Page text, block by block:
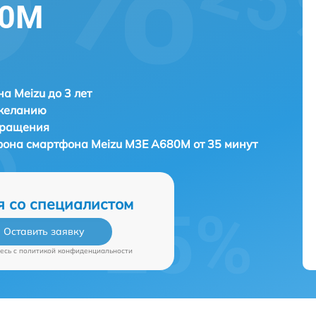
Meizu до 3 лет
смартфона Meizu M3E A680M от 35 минут
со специалистом
Оставить заявку
c политикой конфиденциальности